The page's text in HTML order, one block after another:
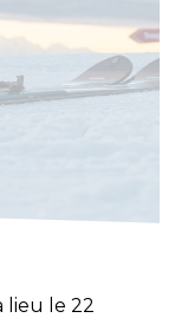
lieu le 22